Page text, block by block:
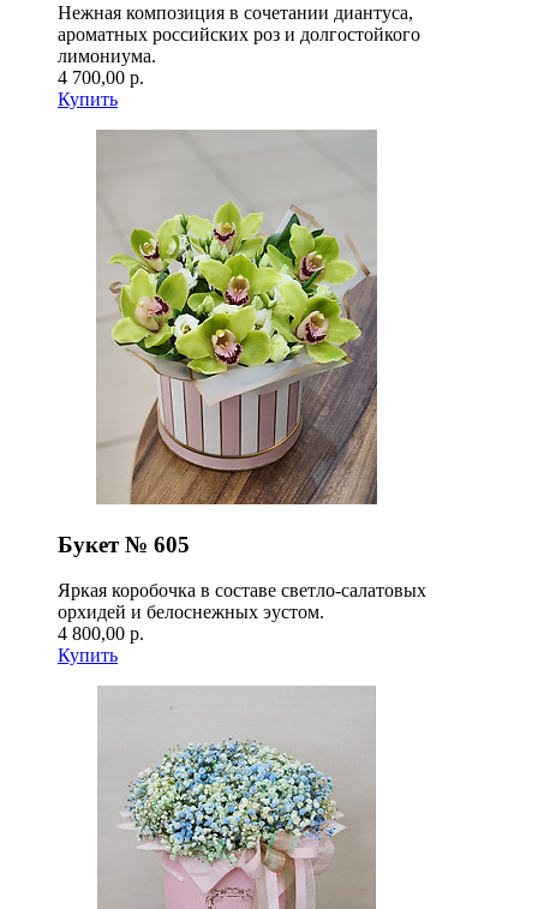
Нежная композиция в сочетании диантуса,
ароматных российских роз и долгостойкого
лимониума.
4 700,00 р.
Купить
Букет № 605
Яркая коробочка в составе светло-салатовых
орхидей и белоснежных эустом.
4 800,00 р.
Купить